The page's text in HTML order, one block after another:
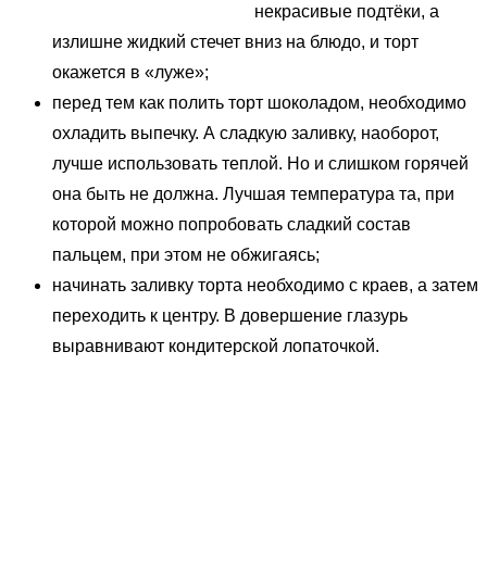
некрасивые подтёки, а
излишне жидкий стечет вниз на блюдо, и торт
окажется в «луже»;
перед тем как полить торт шоколадом, необходимо
охладить выпечку. А сладкую заливку, наоборот,
лучше использовать теплой. Но и слишком горячей
она быть не должна. Лучшая температура та, при
которой можно попробовать сладкий состав
пальцем, при этом не обжигаясь;
начинать заливку торта необходимо с краев, а затем
переходить к центру. В довершение глазурь
выравнивают кондитерской лопаточкой.